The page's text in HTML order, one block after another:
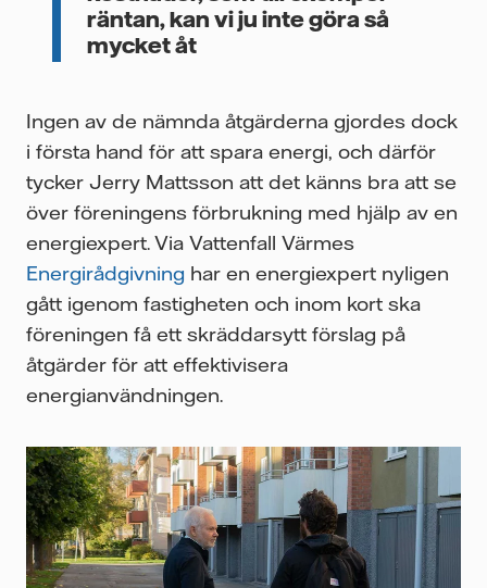
räntan, kan vi ju inte göra så
mycket åt
Ingen av de nämnda åtgärderna gjordes dock
i första hand för att spara energi, och därför
tycker Jerry Mattsson att det känns bra att se
över föreningens förbrukning med hjälp av en
energiexpert. Via Vattenfall Värmes
Energirådgivning har en energiexpert nyligen
gått igenom fastigheten och inom kort ska
föreningen få ett skräddarsytt förslag på
åtgärder för att effektivisera
energianvändningen.